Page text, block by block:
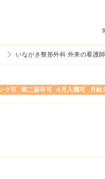
いながき整形外科 外来の看護
ク可 第二新卒可 4月入職可 月給